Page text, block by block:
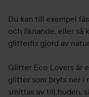
Du kan till exempel
och liknande, eller så
glitterfix gjord av
Glitter Eco Lovers är
glitter som bryts ner i
smittas av till huden,